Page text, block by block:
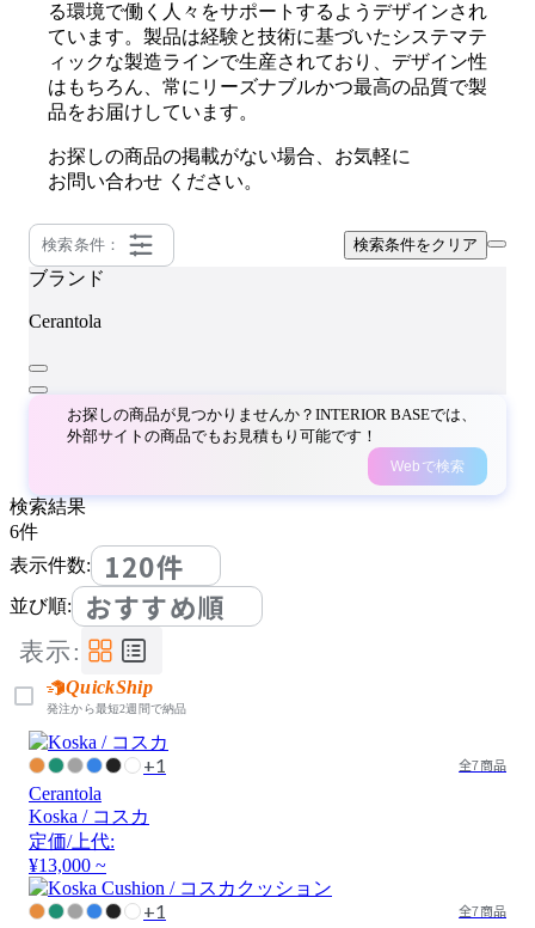
る環境で働く人々をサポートするようデザインされ
ています。製品は経験と技術に基づいたシステマテ
ィックな製造ラインで生産されており、デザイン性
はもちろん、常にリーズナブルかつ最高の品質で製
品をお届けしています。
お探しの商品の掲載がない場合、お気軽に
お問い合わせ ください。
検索条件： 検索条件をクリア
ブランド
Cerantola
お探しの商品が見つかりませんか？INTERIOR BASEでは、
外部サイトの商品でもお見積もり可能です！
Webで検索
検索結果
6件
表示件数:
120件
並び順: おすすめ順
表示:
QuickShip
発注から最短2週間で納品
+1 全7商品
Cerantola
Koska / コスカ
定価/上代:
¥13,000 ~
+1 全7商品